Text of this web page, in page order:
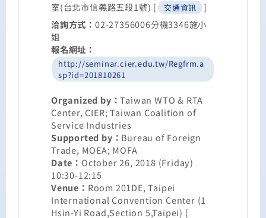
室(台北市信義路五段1號) [
交通資訊
]
洽詢方式： 02-27356006分機3346施小
姐
報名網址：
http://seminar.cier.edu.tw/Regfrm.a
sp?id=201810261
Organized by：Taiwan WTO & RTA
Center, CIER; Taiwan Coalition of
Service Industries
Supported by： Bureau of Foreign
Trade, MOEA; MOFA
Date： October 26, 2018 (Friday)
10:30-12:15
Venue： Room 201DE, Taipei
International Convention Center (1
Hsin-Yi Road,Section 5,Taipei) [